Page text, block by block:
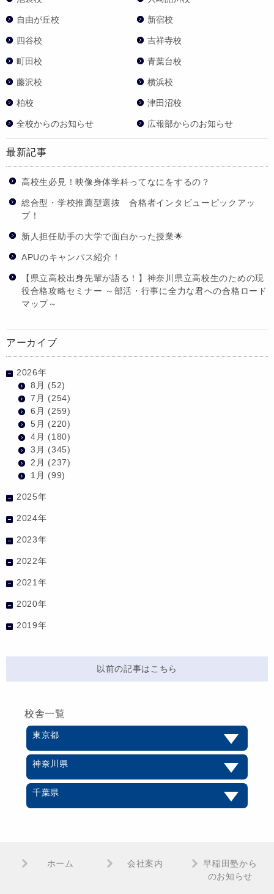
自由が丘校 新宿校
四谷校 吉祥寺校
町田校 青葉台校
藤沢校 横浜校
柏校 津田沼校
全校からのお知らせ 広報部からのお知らせ
最新記事
高校生必見！映像身体学科ってなにをするの？
総合型・学校推薦型選抜 合格者インタビューピックアッ
プ！
新人担任助手の大学で面白かった授業🌟
APUのキャンパス紹介！
【県立高校出身先輩が語る！】神奈川県立高校生のための現
役合格攻略セミナー ～部活・行事に全力な君への合格ロード
マップ～
アーカイブ
2026年
8月 (52)
7月 (254)
6月 (259)
5月 (220)
4月 (180)
3月 (345)
2月 (237)
1月 (99)
2025年
2024年
2023年
2022年
2021年
2020年
2019年
以前の記事はこちら
校舎一覧
東京都
神奈川県
千葉県
ホーム 会社案内
早稲田塾から
のお知らせ